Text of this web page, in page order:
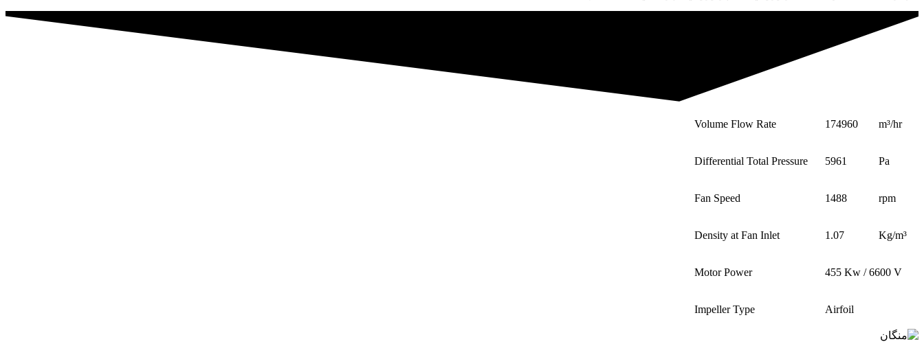
Volume Flow Rate 174960 m³/hr
Differential Total Pressure 5961 Pa
Fan Speed 1488 rpm
Density at Fan Inlet 1.07 Kg/m³
Motor Power 455 Kw / 6600 V
Impeller Type Airfoil